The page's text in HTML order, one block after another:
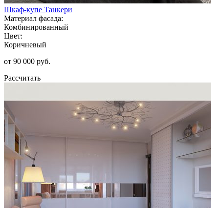
Шкаф-купе Танкери
Материал фасада:
Комбинированный
Цвет:
Коричневый
от 90 000 руб.
Рассчитать